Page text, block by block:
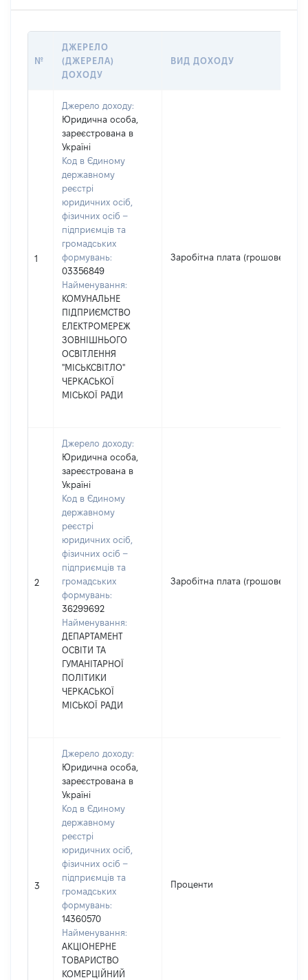
№
ДЖЕРЕЛО
(ДЖЕРЕЛА)
ДОХОДУ
ВИД ДОХОДУ
1
Джерело доходу:
Юридична особа,
зареєстрована в
Україні
Код в Єдиному
державному
реєстрі
юридичних осіб,
фізичних осіб –
підприємців та
громадських
формувань:
03356849
Найменування:
КОМУНАЛЬНЕ
ПІДПРИЄМСТВО
ЕЛЕКТРОМЕРЕЖ
ЗОВНІШНЬОГО
ОСВІТЛЕННЯ
"МІСЬКСВІТЛО"
ЧЕРКАСЬКОЇ
МІСЬКОЇ РАДИ
Заробітна плата (грошове
2
Джерело доходу:
Юридична особа,
зареєстрована в
Україні
Код в Єдиному
державному
реєстрі
юридичних осіб,
фізичних осіб –
підприємців та
громадських
формувань:
36299692
Найменування:
ДЕПАРТАМЕНТ
ОСВІТИ ТА
ГУМАНІТАРНОЇ
ПОЛІТИКИ
ЧЕРКАСЬКОЇ
МІСЬКОЇ РАДИ
Заробітна плата (грошове
3
Джерело доходу:
Юридична особа,
зареєстрована в
Україні
Код в Єдиному
державному
реєстрі
юридичних осіб,
фізичних осіб –
підприємців та
громадських
формувань:
14360570
Найменування:
АКЦІОНЕРНЕ
ТОВАРИСТВО
КОМЕРЦІЙНИЙ
Проценти